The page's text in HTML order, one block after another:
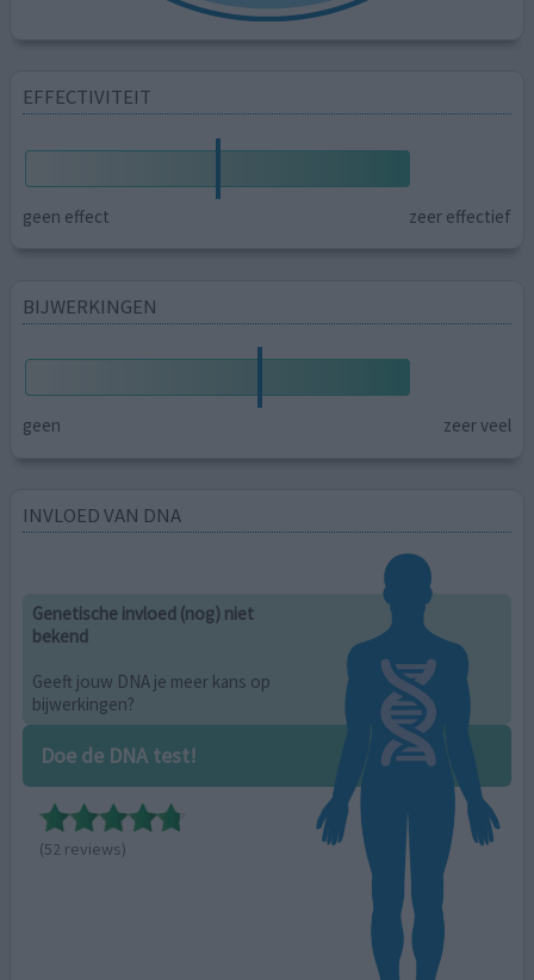
EFFECTIVITEIT
geen effect zeer effectief
BIJWERKINGEN
geen zeer veel
INVLOED VAN DNA
Genetische invloed (nog) niet
bekend
Geeft jouw DNA je meer kans op
bijwerkingen?
Doe de DNA test!
(52 reviews)